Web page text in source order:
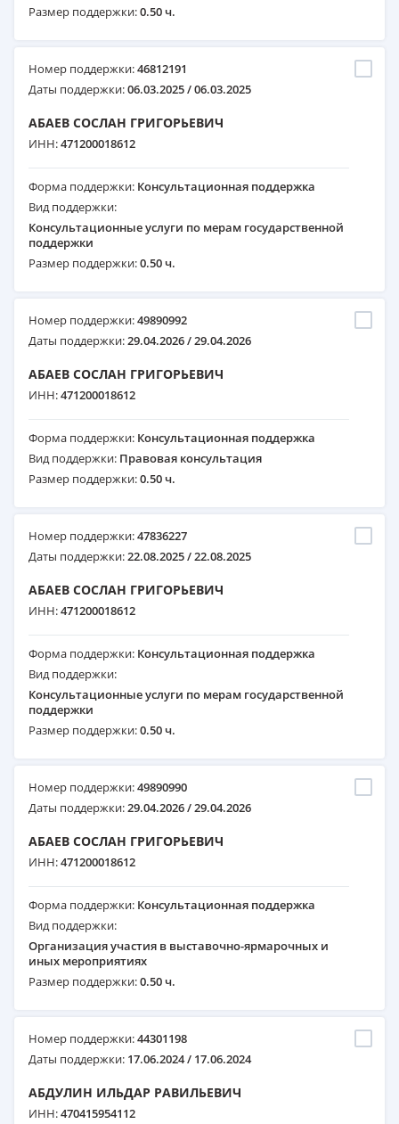
Размер поддержки:0.50 ч.
Номер поддержки:46812191
Даты поддержки:06.03.2025 / 06.03.2025
АБАЕВ СОСЛАН ГРИГОРЬЕВИЧ
ИНН:471200018612
Форма поддержки: Консультационная поддержка
Вид поддержки:
Консультационные услуги по мерам государственной
поддержки
Размер поддержки:0.50 ч.
Номер поддержки:49890992
Даты поддержки:29.04.2026 / 29.04.2026
АБАЕВ СОСЛАН ГРИГОРЬЕВИЧ
ИНН:471200018612
Форма поддержки: Консультационная поддержка
Вид поддержки: Правовая консультация
Размер поддержки:0.50 ч.
Номер поддержки:47836227
Даты поддержки:22.08.2025 / 22.08.2025
АБАЕВ СОСЛАН ГРИГОРЬЕВИЧ
ИНН:471200018612
Форма поддержки: Консультационная поддержка
Вид поддержки:
Консультационные услуги по мерам государственной
поддержки
Размер поддержки:0.50 ч.
Номер поддержки:49890990
Даты поддержки:29.04.2026 / 29.04.2026
АБАЕВ СОСЛАН ГРИГОРЬЕВИЧ
ИНН:471200018612
Форма поддержки: Консультационная поддержка
Вид поддержки:
Организация участия в выставочно-ярмарочных и
иных мероприятиях
Размер поддержки:0.50 ч.
Номер поддержки:44301198
Даты поддержки: 17.06.2024 / 17.06.2024
АБДУЛИН ИЛЬДАР РАВИЛЬЕВИЧ
ИНН:470415954112